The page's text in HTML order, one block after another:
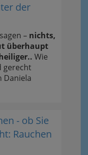
der
– nichts,
überhaupt
Wie
gerecht
Daniela
- ob Sie
Rauchen